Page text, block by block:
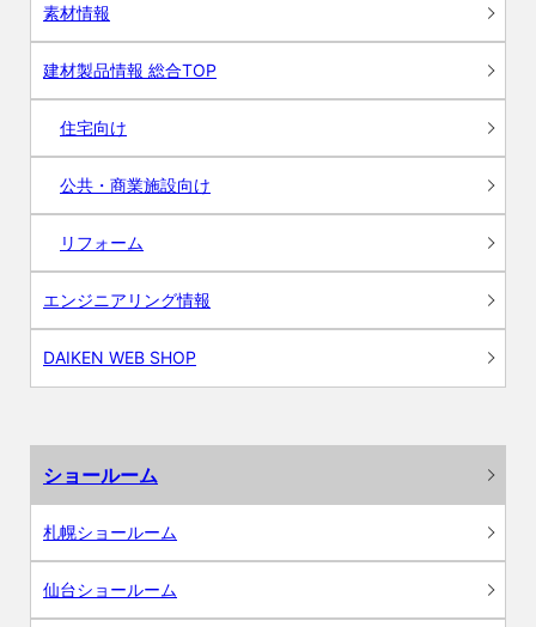
素材情報
建材製品情報 総合TOP
住宅向け
公共・商業施設向け
リフォーム
エンジニアリング情報
DAIKEN WEB SHOP
ショールーム
札幌ショールーム
仙台ショールーム